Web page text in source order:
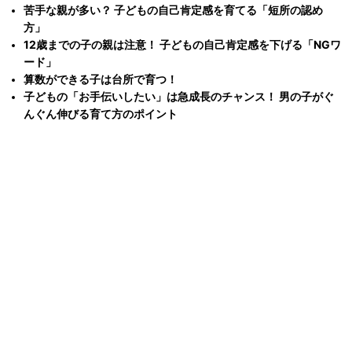
苦手な親が多い？ 子どもの自己肯定感を育てる「短所の認め
方」
12歳までの子の親は注意！ 子どもの自己肯定感を下げる「NGワ
ード」
算数ができる子は台所で育つ！
子どもの「お手伝いしたい」は急成長のチャンス！ 男の子がぐ
んぐん伸びる育て方のポイント